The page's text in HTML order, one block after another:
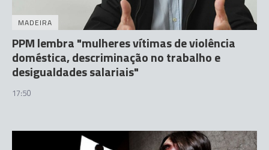
MADEIRA
PPM lembra "mulheres vítimas de violência
doméstica, descriminação no trabalho e
desigualdades salariais"
17:50